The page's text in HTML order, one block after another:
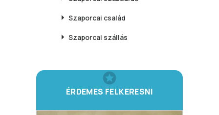
Szaporcai család
Szaporcai szállás
ÉRDEMES FELKERESNI